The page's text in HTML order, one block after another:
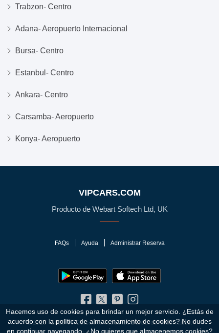
Trabzon- Centro
Adana- Aeropuerto Internacional
Bursa- Centro
Estanbul- Centro
Ankara- Centro
Carsamba- Aeropuerto
Konya- Aeropuerto
VIPCARS.COM
Producto de Webart Softech Ltd, UK
FAQs Ayuda Administrar Reserva
© 2010 - 2026 VIPCars.com. Todos los Derechos Reservados.
Hacemos uso de cookies para brindar un mejor servicio. ¿Estás de
acuerdo con la política de almacenamiento de cookies? No dudes
en continuar navegando. ¿No quieres que almacenemos cookies?